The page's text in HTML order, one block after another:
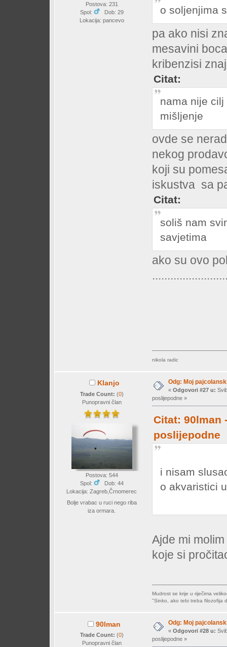
Postova: 231
Spol:
Dob: 29
Lokacija: pancevo
o soljenjima
pa ako nisi
mesavini
kribenzisi
Citat:
nama nije
mišljenje
ovde se
nekog
koji su
iskustva sa
Citat:
soliš nam
savjetima
ako su ovo
nikola radic
Klanjo
Trade Count: (0)
Punopravni član
Postova: 544
Spol:
Dob: 44
Lokacija: Zagreb,Črnomerec
Bolje vrabac u ruci nego riba
iza ormara.
Odg: Moj
« Odgovori #27 u:
poslijepodne »
Citat: 90lman
poslijepodne
i nisam
o akvaristici
Ajde mi
koje si
Mudrost se krije u riječima
"Sinko, ako tebi treba filozofija
90lman
Trade Count: (0)
Punopravni član
Odg: Moj
« Odgovori #28 u:
poslijepodne »